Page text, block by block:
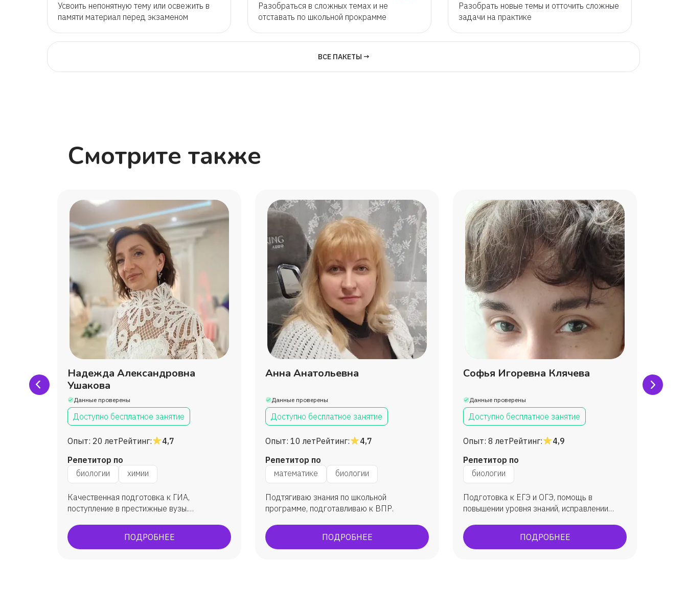
Усвоить непонятную тему или освежить в
памяти материал перед экзаменом
Разобраться в сложных темах и не
отставать по школьной прокрамме
Разобрать новые темы и отточить сложные
задачи на практике
ВСЕ ПАКЕТЫ →
Смотрите также
Надежда Александровна
Ушакова
Данные проверены
Доступно бесплатное занятие
Опыт: 20 летРейтинг:
4,7
Репетитор по
биологии
химии
Качественная подготовка к ГИА,
поступление в престижные вузы.
балл 86 бб. ОГЭ всегда успешно, всегда
максимально сдают.ПОДРОБНЕЕ
Анна Анатольевна
Данные проверены
Доступно бесплатное занятие
Опыт: 10 летРейтинг:
4,7
Репетитор по
математике
биологии
Подтягиваю знания по школьной
программе, подготавливаю к ВПР.
ПОДРОБНЕЕ
Софья Игоревна Клячева
Данные проверены
Доступно бесплатное занятие
Опыт: 8 летРейтинг:
4,9
Репетитор по
биологии
Подготовка к ЕГЭ и ОГЭ, помощь в
повышении уровня знаний, исправлении
ПОДРОБНЕЕ